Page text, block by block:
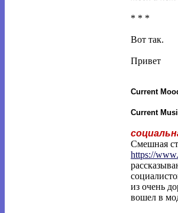
* * *
Вот так.
Привет
Current
Current
Смешная
https://
из очень
вошел в